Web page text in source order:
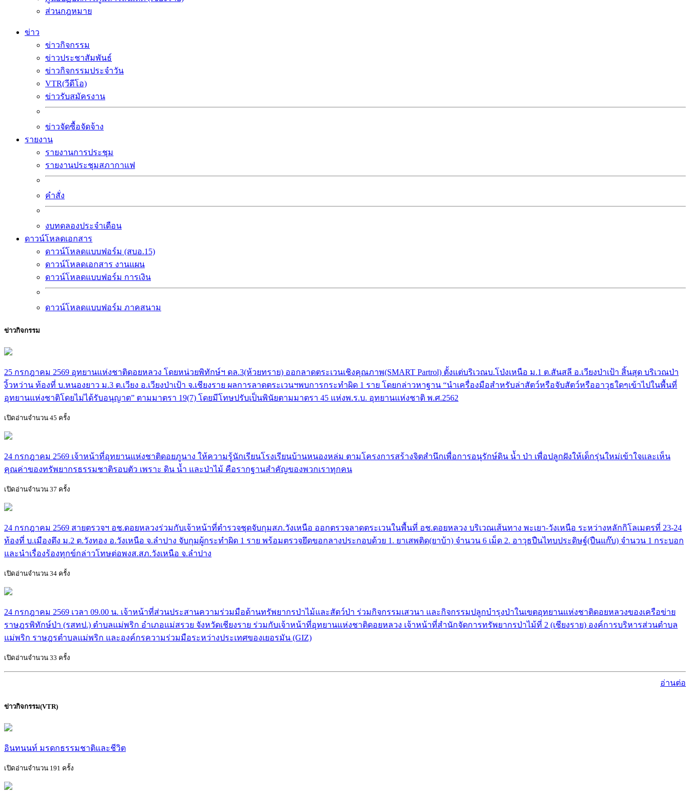
ส่วนกฎหมาย
ข่าว
ข่าวกิจกรรม
ข่าวประชาสัมพันธ์
ข่าวกิจกรรมประจำวัน
VTR(วีดีโอ)
ข่าวรับสมัครงาน
ข่าวจัดซื้อจัดจ้าง
รายงาน
รายงานการประชุม
รายงานประชุมสภากาแฟ
คำสั่ง
งบทดลองประจำเดือน
ดาวน์โหลดเอกสาร
ดาวน์โหลดแบบฟอร์ม (สบอ.15)
ดาวน์โหลดเอกสาร งานแผน
ดาวน์โหลดแบบฟอร์ม การเงิน
ดาวน์โหลดแบบฟอร์ม ภาคสนาม
ข่าวกิจกรรม
25 กรกฎาคม 2569 อุทยานแห่งชาติดอยหลวง โดยหน่วยพิทักษ์ฯ ดล.3(ห้วยทราย) ออกลาดตระเวนเชิงคุณภาพ(SMART Partrol) ตั้งแต่บริเวณบ.โป่งเหนือ ม.1 ต.สันสลี อ.เวียงป่าเป้า สิ้นสุด บริเวณป่า
งิ้วหว่าน ท้องที่ บ.หนองยาว ม.3 ต.เวียง อ.เวียงป่าเป้า จ.เชียงราย ผลการลาดตระเวนฯพบการกระทำผิด 1 ราย โดยกล่าวหาฐาน “นำเครื่องมือสำหรับล่าสัตว์หรือจับสัตว์หรืออาวุธใดๆเข้าไปในพื้นที่
อุทยานแห่งชาติโดยไม่ได้รับอนุญาต” ตามมาตรา 19(7) โดยมีโทษปรับเป็นพินัยตามมาตรา 45 แห่งพ.ร.บ. อุทยานแห่งชาติ พ.ศ.2562
เปิดอ่านจำนวน 45 ครั้ง
24 กรกฎาคม 2569 เจ้าหน้าที่อุทยานแห่งชาติดอยภูนาง ให้ความรู้นักเรียนโรงเรียนบ้านหนองหล่ม ตามโครงการสร้างจิตสำนึกเพื่อการอนุรักษ์ดิน น้ำ ป่า เพื่อปลูกฝังให้เด็กรุ่นใหม่เข้าใจและเห็น
คุณค่าของทรัพยากรธรรมชาติรอบตัว เพราะ ดิน น้ำ และป่าไม้ คือรากฐานสำคัญของพวกเราทุกคน
เปิดอ่านจำนวน 37 ครั้ง
24 กรกฎาคม 2569 สายตรวจฯ อช.ดอยหลวงร่วมกับเจ้าหน้าที่ตำรวจชุดจับกุมสภ.วังเหนือ ออกตรวจลาดตระเวนในพื้นที่ อช.ดอยหลวง บริเวณเส้นทาง พะเยา-วังเหนือ ระหว่างหลักกิโลเมตรที่ 23-24
ท้องที่ บ.เมืองตึง ม.2 ต.วังทอง อ.วังเหนือ จ.ลำปาง จับกุมผู้กระทำผิด 1 ราย พร้อมตรวจยึดขอกลางประกอบด้วย 1. ยาเสพติด(ยาบ้า) จำนวน 6 เม็ด 2. อาวุธปืนไทบประดิษฐ์(ปืนแก๊บ) จำนวน 1 กระบอก
และนำเรื่องร้องทุกข์กล่าวโทษต่อพงส.สภ.วังเหนือ จ.ลำปาง
เปิดอ่านจำนวน 34 ครั้ง
24 กรกฎาคม 2569 เวลา 09.00 น. เจ้าหน้าที่ส่วนประสานความร่วมมือด้านทรัพยากรป่าไม้และสัตว์ป่า ร่วมกิจกรรมเสวนา และกิจกรรมปลูกบำรุงป่าในเขตอุทยานแห่งชาติดอยหลวงของเครือข่าย
ราษฎรพิทักษ์ป่า (รสทป.) ตำบลแม่พริก อำเภอแม่สรวย จังหวัดเชียงราย ร่วมกับเจ้าหน้าที่อุทยานแห่งชาติดอยหลวง เจ้าหน้าที่สำนักจัดการทรัพยากรป่าไม้ที่ 2 (เชียงราย) องค์การบริหารส่วนตำบล
แม่พริก ราษฎรตำบลแม่พริก และองค์กรความร่วมมือระหว่างประเทศของเยอรมัน (GIZ)
เปิดอ่านจำนวน 33 ครั้ง
อ่านต่อ
ข่าวกิจกรรม(VTR)
อินทนนท์ มรดกธรรมชาติและชีวิต
เปิดอ่านจำนวน 191 ครั้ง